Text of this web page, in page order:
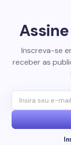
Inscreva-se
receber as